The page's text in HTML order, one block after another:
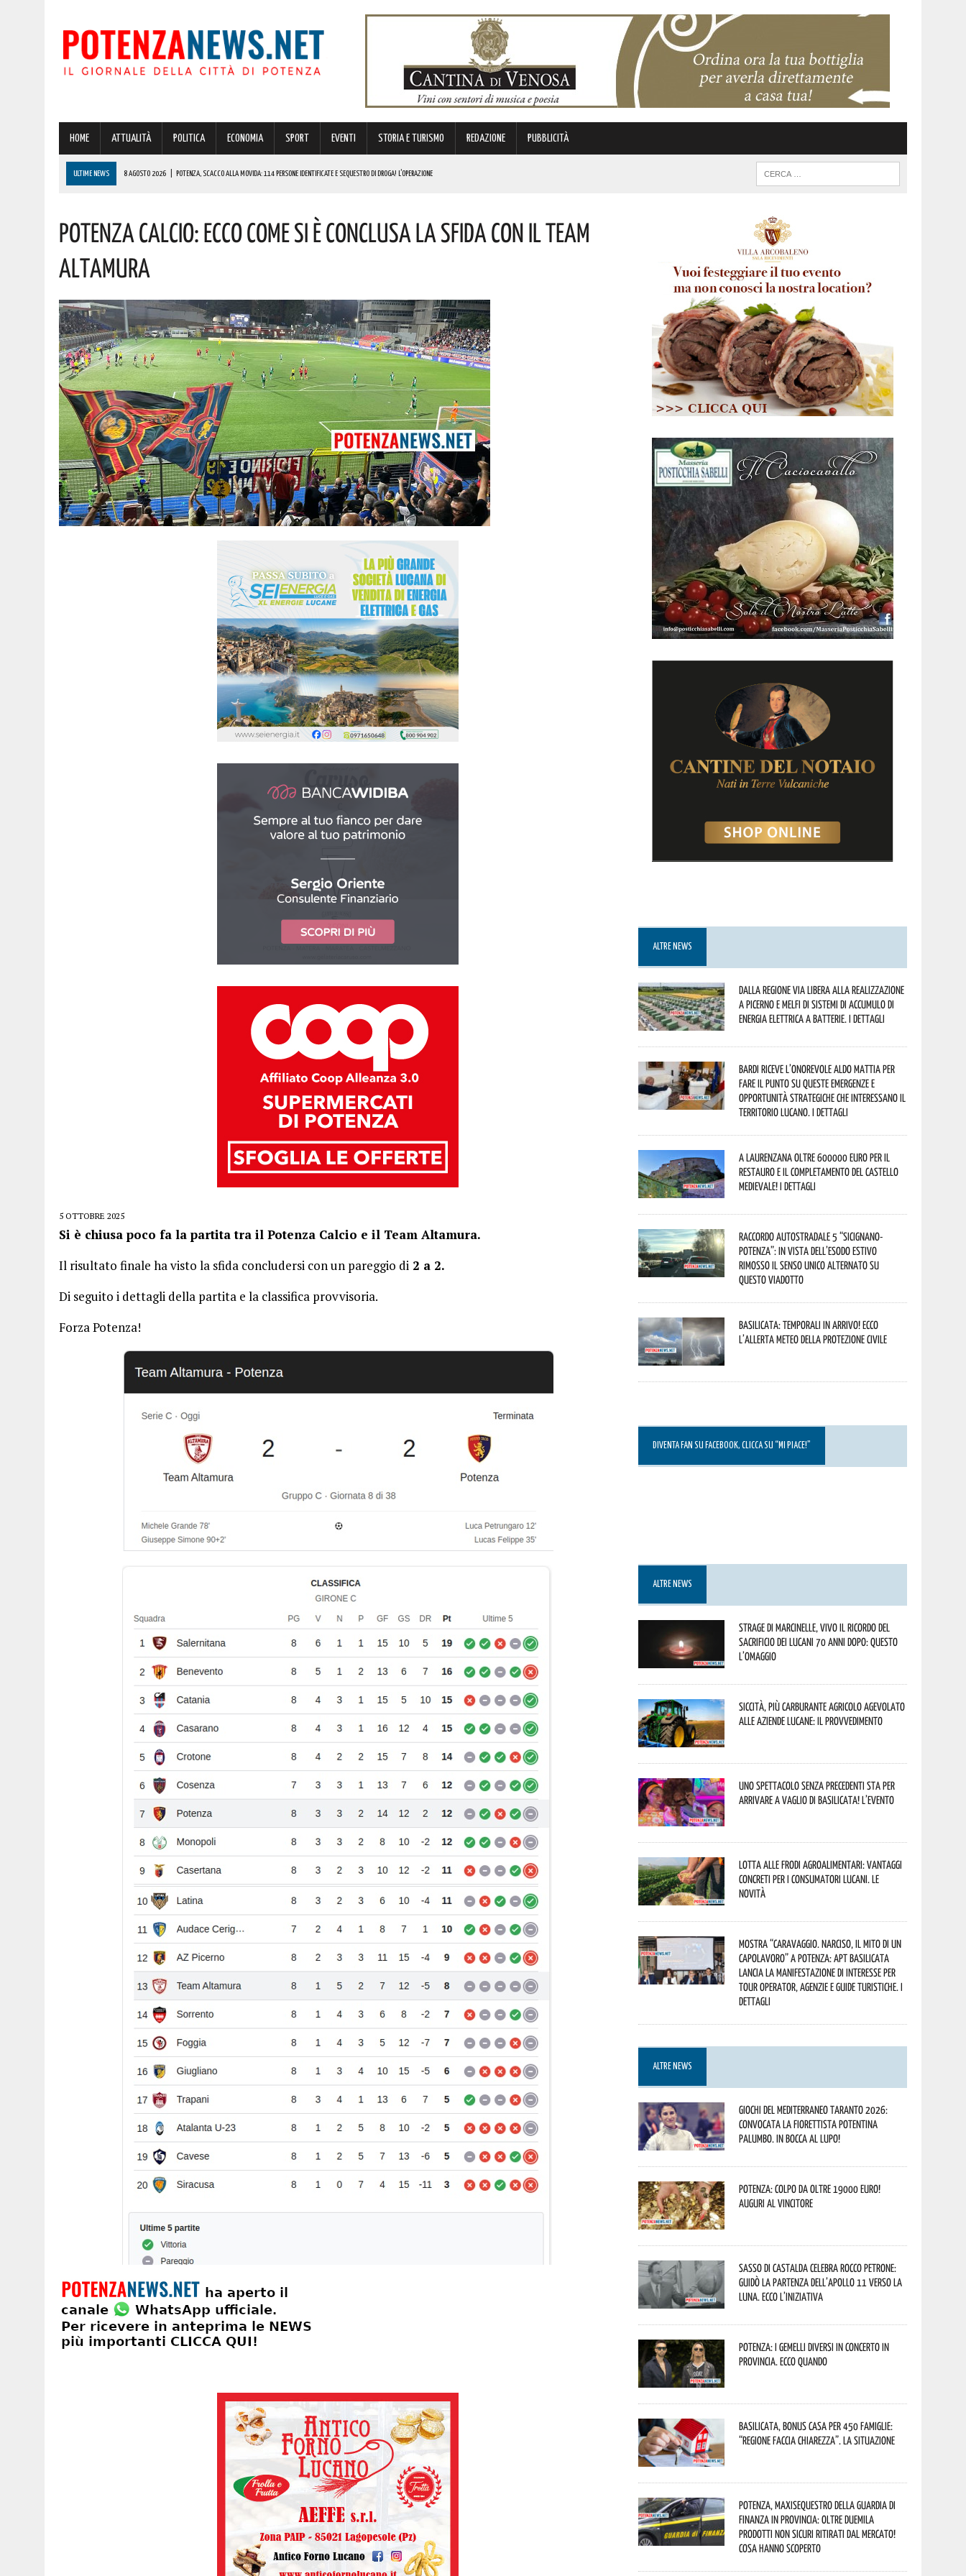
HOME ATTUALITÀ POLITICA ECONOMIA SPORT EVENTI STORIA E TURISMO REDAZIONE PUBBLICITÀ
ULTIME NEWS 8 AGOSTO 2026 POTENZA, SCACCO ALLA MOVIDA: 114 PERSONE IDENTIFICATE E SEQUESTRO DI DROGA! L’OPERAZIONE
POTENZA: CLEMENTINO PORTA L’ENERGIA DI “GRANDE ANIMA” IN PROVINCIA. IL CONCERTO AD INGRESSO GRATUITO
8 AGOSTO 2026 | NOMINA AGENZIA SPAZIALE: IL LUCANO COSPITO È IL NUOVO COMMISSARIO. LE PAROLE DI BARDI
8 AGOSTO 2026 BASILICATA: OLTRE 151 MILIONI PER IMPRESE, LAVORO ED ENERGIA SOSTENIBILE. I DETTAGLI
Potenza Calcio: Ecco Come Si È Conclusa La Sfida Con Il Team
Altamura
5 OTTOBRE 2025
Si è chiusa poco fa la partita tra il Potenza Calcio e il Team Altamura.
Il risultato finale ha visto la sfida concludersi con un pareggio di 2 a 2.
Di seguito i dettagli della partita e la classifica provvisoria.
Forza Potenza!
ALTRE NEWS
Dalla Regione via libera alla realizzazione
a Picerno e Melfi di sistemi di accumulo di
energia elettrica a batterie. I dettagli
Bardi riceve l’onorevole Aldo Mattia per
fare il punto su queste emergenze e
opportunità strategiche che interessano il
territorio lucano. I dettagli
A Laurenzana oltre 600000 euro per il
restauro e il completamento del Castello
Medievale! I dettagli
Raccordo Autostradale 5 “Sicignano-
Potenza”: in vista dell’esodo estivo
rimosso il senso unico alternato su
questo viadotto
Basilicata: temporali in arrivo! Ecco
l’allerta meteo della Protezione civile
DIVENTA FAN SU FACEBOOK, CLICCA SU “MI PIACE!”
ALTRE NEWS
Strage di Marcinelle, vivo il ricordo del
sacrificio dei lucani 70 anni dopo: questo
l’omaggio
Siccità, più carburante agricolo agevolato
alle aziende lucane: il provvedimento
Uno spettacolo senza precedenti sta per
arrivare a Vaglio di Basilicata! L’evento
Lotta alle frodi agroalimentari: vantaggi
concreti per i consumatori lucani. Le
novità
Mostra “Caravaggio. Narciso, il mito di un
capolavoro” a Potenza: APT Basilicata
lancia la manifestazione di interesse per
Tour Operator, Agenzie e Guide Turistiche. I
dettagli
ALTRE NEWS
Giochi del Mediterraneo Taranto 2026:
convocata la fiorettista potentina
Palumbo. In bocca al lupo!
Potenza: colpo da oltre 19000 Euro!
Auguri al vincitore
Sasso di Castalda celebra Rocco Petrone:
guidò la partenza dell’Apollo 11 verso la
Luna. Ecco l’iniziativa
Potenza: i Gemelli DiVersi in concerto in
provincia. Ecco quando
Basilicata, Bonus casa per 450 famiglie:
“Regione faccia chiarezza”. La situazione
Potenza, maxisequestro della Guardia di
Finanza in provincia: oltre duemila
prodotti non sicuri ritirati dal mercato!
Cosa hanno scoperto